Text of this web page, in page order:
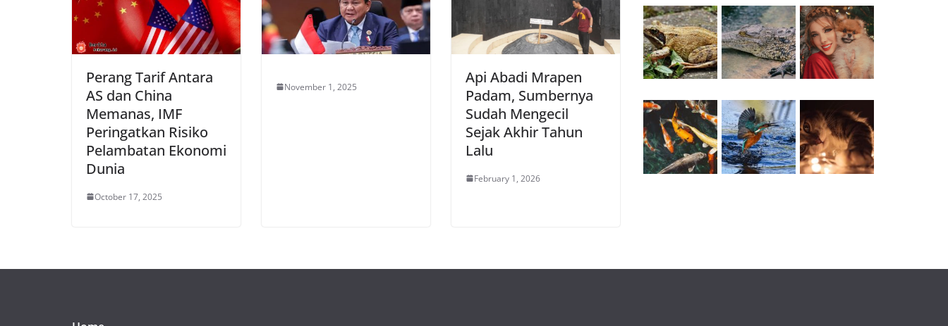
Perang Tarif Antara
AS dan China
Memanas, IMF
Peringatkan Risiko
Pelambatan Ekonomi
Dunia
October 17, 2025
November 1, 2025
Api Abadi Mrapen
Padam, Sumbernya
Sudah Mengecil
Sejak Akhir Tahun
Lalu
February 1, 2026